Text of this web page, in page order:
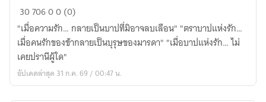
ท่าน
แม่
นั่น
สามี
ของ
ข้า
3070600 (0)
"เมื่อความรัก… กลายเป็นบาปที่มิอาจลบเลือน" "ตราบาปแห่งรัก…
เมื่อคนรักของข้ากลายเป็นบุรุษของมารดา" "เมื่อบาปแห่งรัก… ไม่
เคยปรานีผู้ใด"
อัปเดตล่าสุด 31 ก.ค. 69 / 00:47 น.